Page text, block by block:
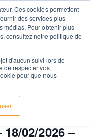
Ces cookies permettent
des services plus
médias. Pour obtenir plus
consultez notre politique de
d'aucun suivi lors de
de respecter vos
pour que nous
02/2026 –